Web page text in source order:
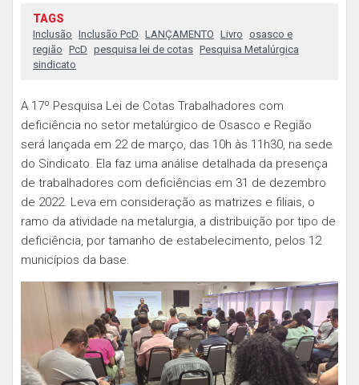
TAGS
Inclusão Inclusão PcD LANÇAMENTO Livro osasco e
região PcD pesquisa lei de cotas Pesquisa Metalúrgica
sindicato
A 17º Pesquisa Lei de Cotas Trabalhadores com
deficiência no setor metalúrgico de Osasco e Região
será lançada em 22 de março, das 10h às 11h30, na sede
do Sindicato. Ela faz uma análise detalhada da presença
de trabalhadores com deficiências em 31 de dezembro
de 2022. Leva em consideração as matrizes e filiais, o
ramo da atividade na metalurgia, a distribuição por tipo de
deficiência, por tamanho de estabelecimento, pelos 12
municípios da base.